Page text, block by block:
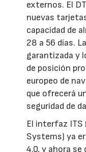
externos. El
nuevas
capacidad de
28 a 56 días.
garantizada y
de posición
europeo de
que ofrecerá
seguridad de
El interfaz
Systems) ya
4.0, y ahora